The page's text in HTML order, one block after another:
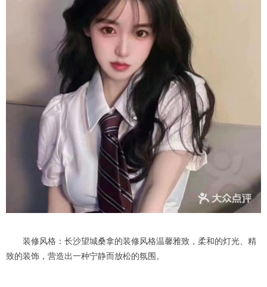
装修风格：长沙望城桑拿的装修风格温馨雅致，柔和的灯光、精
致的装饰，营造出一种宁静而放松的氛围。